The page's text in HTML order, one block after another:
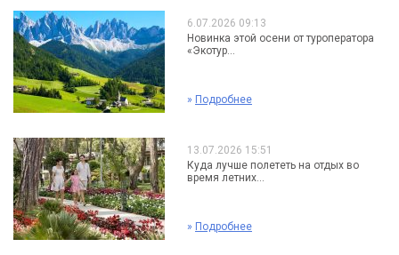
6.07.2026 09:13
Новинка этой осени от туроператора
«Экотур...
» Подробнее
13.07.2026 15:51
Куда лучше полететь на отдых во
время летних...
» Подробнее